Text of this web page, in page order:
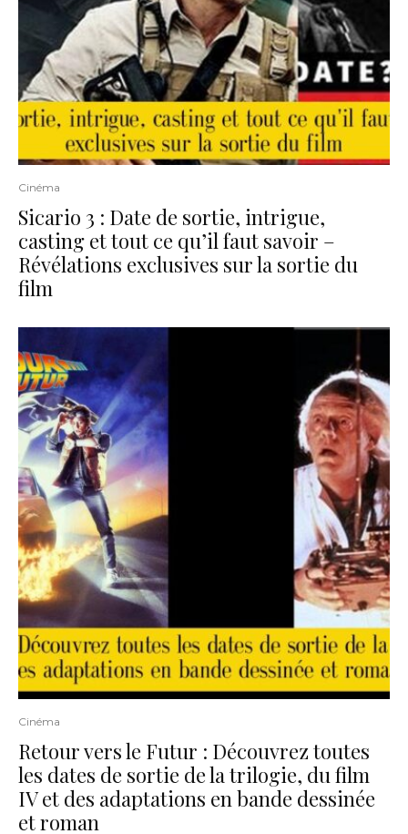
Cinéma
Sicario 3 : Date de sortie, intrigue,
casting et tout ce qu’il faut savoir –
Révélations exclusives sur la sortie du
film
Cinéma
Retour vers le Futur : Découvrez toutes
les dates de sortie de la trilogie, du film
IV et des adaptations en bande dessinée
et roman